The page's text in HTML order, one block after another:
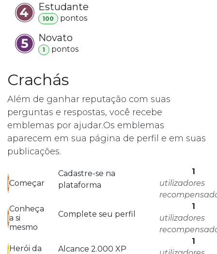
Estudante
100 pontos
Novato
1 pontos
Crachás
Além de ganhar reputação com suas
perguntas e respostas, você recebe
emblemas por ajudar.Os emblemas
aparecem em sua página de perfil e em suas
publicações.
Começar
Cadastre-se na
plataforma
1
utilizadores
Conheça
a si
mesmo
Complete seu perfil
1
utilizadores
Herói da
Alcance 2.000 XP
1